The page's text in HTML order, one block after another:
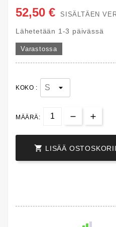
52,50 € SISÄLTÄEN
Lähetetään 1-3 päivässä
Varastossa
KOKO :
MÄÄRÄ:
 LISÄÄ